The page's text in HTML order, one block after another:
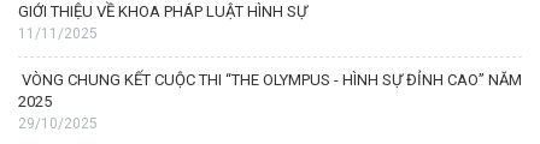
GIỚI THIỆU VỀ KHOA PHÁP LUẬT HÌNH SỰ
11/11/2025
VÒNG CHUNG KẾT CUỘC THI “THE OLYMPUS - HÌNH SỰ ĐỈNH CAO” NĂM
2025
29/10/2025